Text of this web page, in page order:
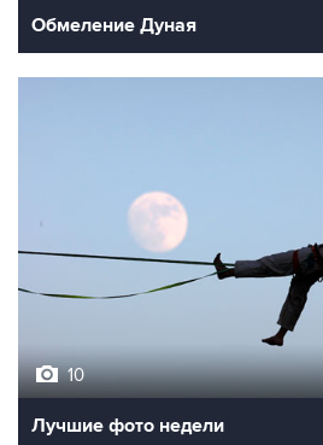
Обмеление Дуная
10
Лучшие фото недели